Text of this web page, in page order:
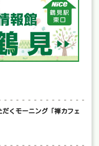
くモーニング「禅カフェ